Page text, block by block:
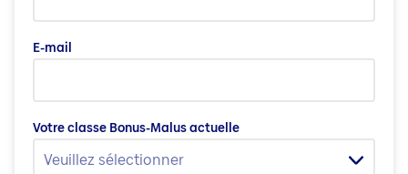
E-mail
Votre classe Bonus-Malus actuelle
Veuillez sélectionner